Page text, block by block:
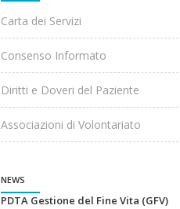
Carta dei Servizi
Consenso Informato
Diritti e Doveri del Paziente
Associazioni di Volontariato
NEWS
PDTA Gestione del Fine Vita (GFV)